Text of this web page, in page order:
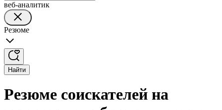
веб-аналитик
Резюме
Найти
Резюме соискателей на